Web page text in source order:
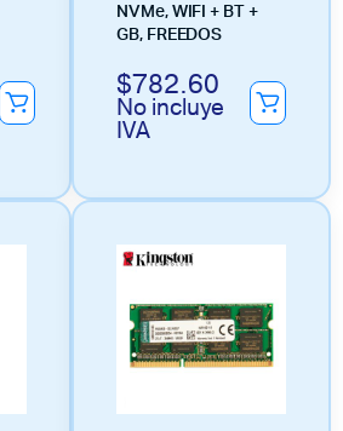
NVMe, WIFI + BT +
GB, FREEDOS
$782.60
No incluye
IVA